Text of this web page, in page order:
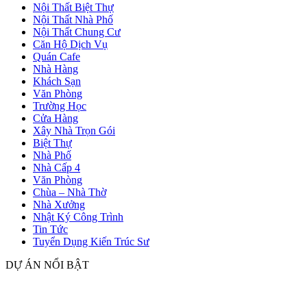
Nội Thất Biệt Thự
Nội Thất Nhà Phố
Nội Thất Chung Cư
Căn Hộ Dịch Vụ
Quán Cafe
Nhà Hàng
Khách Sạn
Văn Phòng
Trường Học
Cửa Hàng
Xây Nhà Trọn Gói
Biệt Thự
Nhà Phố
Nhà Cấp 4
Văn Phòng
Chùa – Nhà Thờ
Nhà Xưởng
Nhật Ký Công Trình
Tin Tức
Tuyển Dụng Kiến Trúc Sư
DỰ ÁN NỔI BẬT